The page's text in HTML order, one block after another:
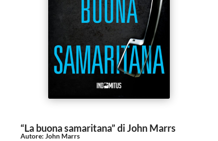
“La buona samaritana” di John Marrs
Autore:John Marrs